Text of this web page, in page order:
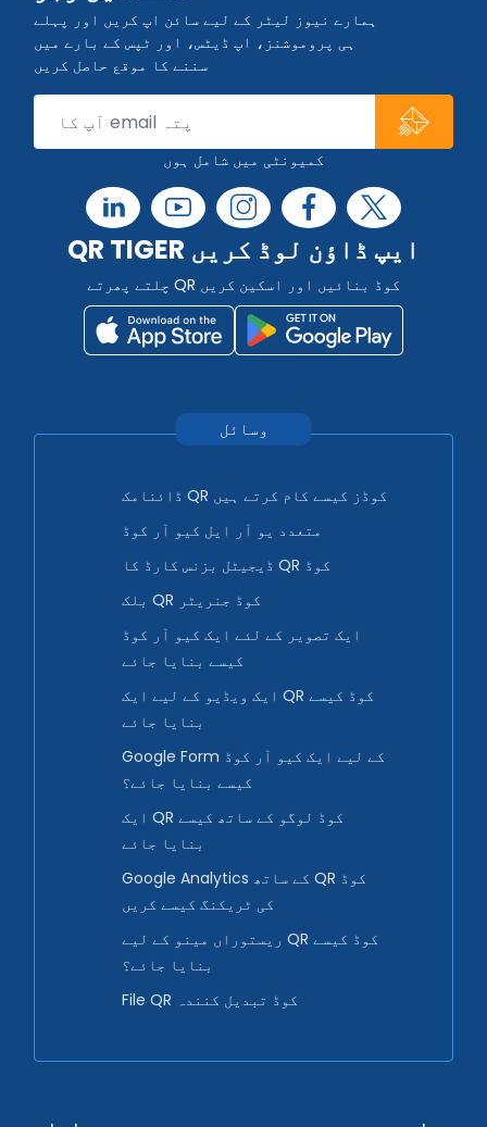
ہمارے نیوز لیٹر کے لیے سائن اپ کریں اور پہلے
ہی پروموشنز، اپ ڈیٹس، اور ٹپس کے بارے میں
سننے کا موقع حاصل کریں
کمیونٹی میں شامل ہوں
QR TIGER ایپ ڈاؤن لوڈ کریں
چلتے پھرتے QR کوڈ بنائیں اور اسکین کریں
وسائل
ڈائنامک QR کوڈز کیسے کام کرتے ہیں
متعدد یو آر ایل کیو آر کوڈ
ڈیجیٹل بزنس کارڈ کا QR کوڈ
بلک QR کوڈ جنریٹر
ایک تصویر کے لئے ایک کیو آر کوڈ
کیسے بنایا جائے
ایک ویڈیو کے لیے ایک QR کوڈ کیسے
بنایا جائے
Google Form کے لیے ایک کیو آر کوڈ
کیسے بنایا جائے؟
ایک QR کوڈ لوگو کے ساتھ کیسے
بنایا جائے
Google Analytics کے ساتھ QR کوڈ
کی ٹریکنگ کیسے کریں
ریستوراں مینو کے لیے QR کوڈ کیسے
بنایا جائے؟
File QR کوڈ تبدیل کنندہ